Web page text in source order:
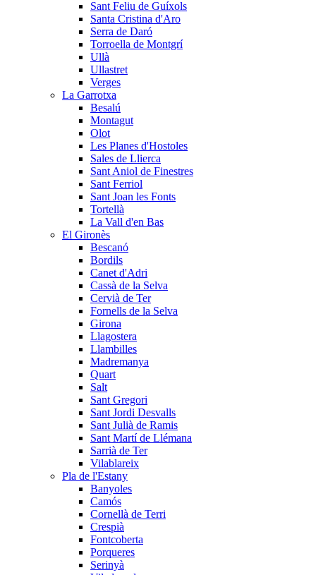
Sant Feliu de Guíxols
Santa Cristina d'Aro
Serra de Daró
Torroella de Montgrí
Ullà
Ullastret
Verges
La Garrotxa
Besalú
Montagut
Olot
Les Planes d'Hostoles
Sales de Llierca
Sant Aniol de Finestres
Sant Ferriol
Sant Joan les Fonts
Tortellà
La Vall d'en Bas
El Gironès
Bescanó
Bordils
Canet d'Adri
Cassà de la Selva
Cervià de Ter
Fornells de la Selva
Girona
Llagostera
Llambilles
Madremanya
Quart
Salt
Sant Gregori
Sant Jordi Desvalls
Sant Julià de Ramis
Sant Martí de Llémana
Sarrià de Ter
Vilablareix
Pla de l'Estany
Banyoles
Camós
Cornellà de Terri
Crespià
Fontcoberta
Porqueres
Serinyà